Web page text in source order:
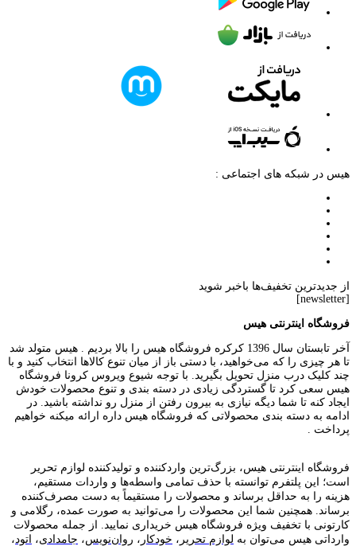
هیس در شبکه های اجتماعی :
از جدیدترین تخفیف‌ها باخبر شوید
[newsletter]
فروشگاه اینترنتی هیس
آخر تابستان سال 1396 کرکره فروشگاه هیس را بالا بردیم . هیس متولد شد
تا هر چیزی را که می‌خواهید، با دستی باز از میان تنوع کالاها انتخاب کنید و با
چند کلیک درب منزل تحویل بگیرید. با توجه شیوع ویروس کرونا فروشگاه
هیس سعی کرد تا گستردگی زیادی در دسته بندی و تنوع محصولات خودش
ایجاد کنه تا شما دیگه نیازی به بیرون رفتن از منزل رو نداشته باشید. در
ادامه به دسته بندی محصولاتی که فروشگاه هیس داره ارائه میکنه خواهیم
پرداخت .
فروشگاه اینترنتی هیس، بزرگ‌ترین وارد‌کننده و تولید‌کننده لوازم تحریر
است؛ این پلتفرم توانسته با حذف تمامی واسطه‌ها و واردات مستقیم،
هزینه را به حداقل برساند و محصولات را مستقیماً به دست مصرف‌کننده
برساند. همچنین شما این محصولات را می‌توانید به صورت عمده، رگلامی و
کارتونی با تخفیف ویژه فروشگاه هیس خریداری نمایید. از جمله محصولات
وارداتی هیس می‌توان به لوازم تحریر ، خودکار ، روان‌نویس، جامدادی، اتود ،